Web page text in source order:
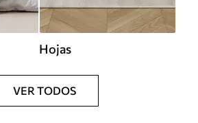
Hojas
VER TODOS